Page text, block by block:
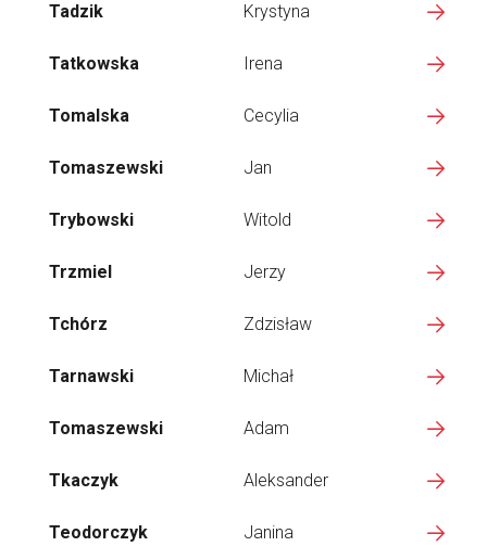
Tadzik Krystyna
Tatkowska Irena
Tomalska Cecylia
Tomaszewski Jan
Trybowski Witold
Trzmiel Jerzy
Tchórz Zdzisław
Tarnawski Michał
Tomaszewski Adam
Tkaczyk Aleksander
Teodorczyk Janina